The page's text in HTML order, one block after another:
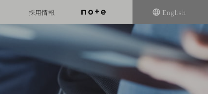
English
採用情報